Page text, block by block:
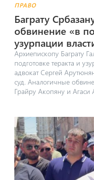
ПРАВО
Баграту
обвинение «в
узурпации
Архиепископу Баграту
подготовке теракта и
адвокат Сергей
суд. Аналогичные
Грайру Акопяну и Агаси